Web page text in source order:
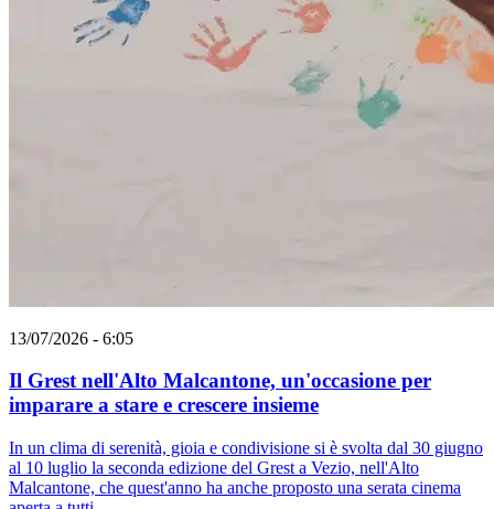
13/07/2026 - 6:05
Il Grest nell'Alto Malcantone, un'occasione per
imparare a stare e crescere insieme
In un clima di serenità, gioia e condivisione si è svolta dal 30 giugno
al 10 luglio la seconda edizione del Grest a Vezio, nell'Alto
Malcantone, che quest'anno ha anche proposto una serata cinema